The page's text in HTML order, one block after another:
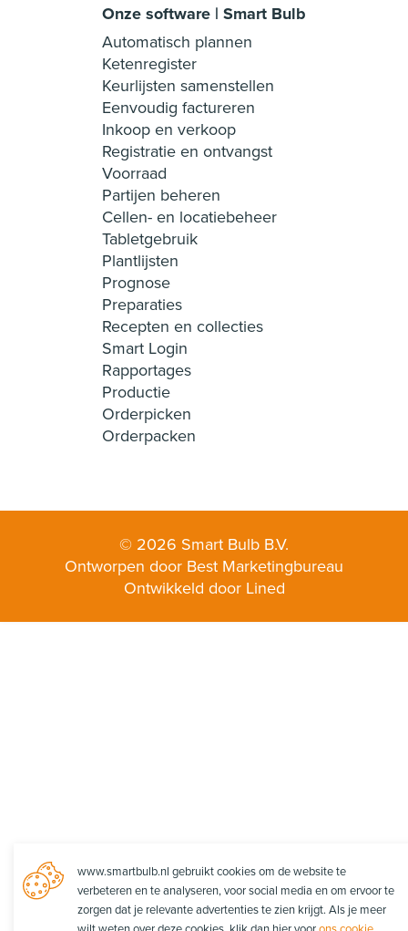
Onze software | Smart Bulb
Automatisch plannen
Ketenregister
Keurlijsten samenstellen
Eenvoudig factureren
Inkoop en verkoop
Registratie en ontvangst
Voorraad
Partijen beheren
Cellen- en locatiebeheer
Tabletgebruik
Plantlijsten
Prognose
Preparaties
Recepten en collecties
Smart Login
Rapportages
Productie
Orderpicken
Orderpacken
© 2026 Smart Bulb B.V.
Ontworpen door Best Marketingbureau
Ontwikkeld door Lined
www.smartbulb.nl gebruikt cookies om de website te
verbeteren en te analyseren, voor social media en om ervoor te
zorgen dat je relevante advertenties te zien krijgt. Als je meer